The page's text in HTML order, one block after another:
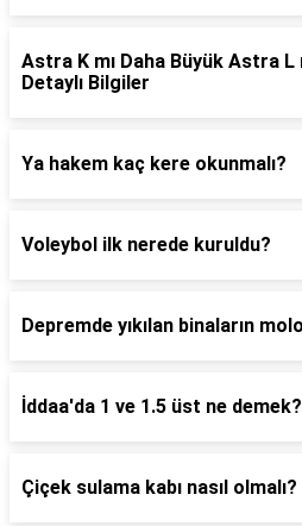
Astra K mı Daha Büyük Astra L
Detaylı Bilgiler
Ya hakem kaç kere okunmalı?
Voleybol ilk nerede kuruldu?
Depremde yıkılan binaların
İddaa'da 1 ve 1.5 üst ne demek?
Çiçek sulama kabı nasıl olmalı?